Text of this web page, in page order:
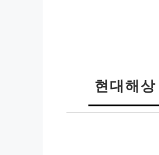
현대해